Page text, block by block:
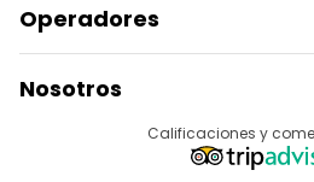
Operadores
Acceder Como Proveedor
Programa De Afiliados
Nosotros
Calificaciones y